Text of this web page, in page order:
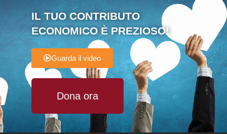
IL TUO CONTRIBUTO
ECONOMICO È PREZIOSO!
Guarda il video
Dona ora